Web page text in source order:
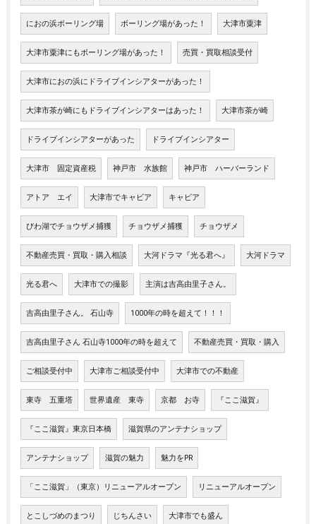
におの浜ボーリング場 ボーリング場があった！ 大津市粟津
大津市粟津にもボーリング場があった！ 売買・買取相談受付
大津市におの浜にドライブインシアターがあった！
大津市茶が崎にもドライブインシアターはあった！ 大津市茶が崎
ドライブインシアターがあった ドライブインシアター
大津市 固定資産税 神戸市 水族館 神戸市 ハーバーランド
アトア エイ 大津市でキャビア キャビア
びわ湖でチョウザメ捕獲 チョウザメ捕獲 チョウザメ
不動産売買・買取・購入相談 大河ドラマ『光る君へ』 大河ドラマ
光る君へ 大津市での撮影 主演は吉高由里子さん。
吉高由里子さん。 石山寺 1000年の時を超えて！！！
吉高由里子さん 石山寺1000年の時を超えて 不動産売買・買取・購入
ご相談受付中 大津市ご相談受付中 大津市での不動産
東寺 五重塔 世界遺産 東寺 京都 お寺 『ここ滋賀』
『ここ滋賀』東京日本橋 滋賀県のアンテナショップ
アンテナショップ 滋賀の魅力 魅力をPR
「ここ滋賀」（東京）リニューアルオープン リニューアルオープン
とこしづめのまつり じちんさい 大津市でも盛ん